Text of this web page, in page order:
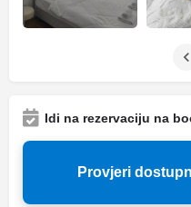
Idi na rezervaciju na
Provjeri